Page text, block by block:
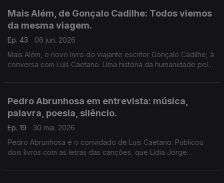
Mais Além, de Gonçalo Cadilhe: Todos viemos
da mesma viagem.
Ep. 43
06 jun. 2026
Mais Além, o novo livro do viajante escritor Gonçalo Cadilhe, à
conversa com Luís Caetano. Uma história da humanidade pela
Pedro Abrunhosa em entrevista: música,
palavra, poesia, silêncio.
Ep. 19
30 mai. 2026
Pedro Abrunhosa é o convidado de Luís Caetano. Publicou
dois livros com as letras das canções, que Lídia Jorge